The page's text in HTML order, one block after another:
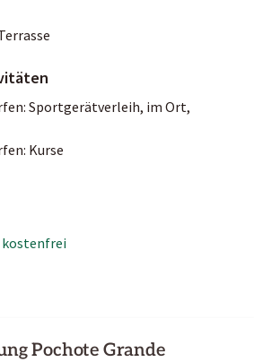
Sportgerätverleih, im Ort,
Kurse
kostenfrei
Pochote Grande